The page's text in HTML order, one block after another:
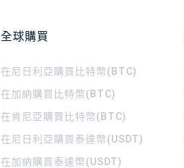
全球購買
在尼日利亞購買比特幣(BTC)
在加納購買比特幣(BTC)
在肯尼亞購買比特幣(BTC)
在尼日利亞購買泰達幣(USDT)
在加納購買泰達幣(USDT)